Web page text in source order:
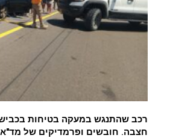
חצבה. חובשים ופרמדיקים של מד"א